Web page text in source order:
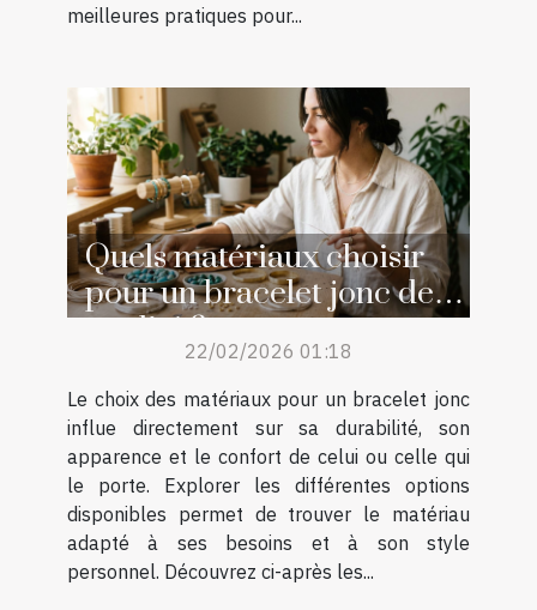
meilleures pratiques pour...
Quels matériaux choisir
pour un bracelet jonc de
qualité ?
22/02/2026 01:18
Le choix des matériaux pour un bracelet jonc
influe directement sur sa durabilité, son
apparence et le confort de celui ou celle qui
le porte. Explorer les différentes options
disponibles permet de trouver le matériau
adapté à ses besoins et à son style
personnel. Découvrez ci-après les...